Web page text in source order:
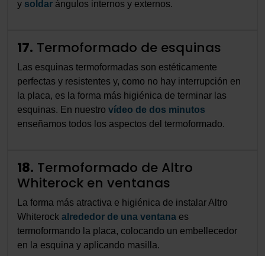
y soldar ángulos internos y externos.
17. Termoformado de esquinas
Las esquinas termoformadas son estéticamente
perfectas y resistentes y, como no hay interrupción en
la placa, es la forma más higiénica de terminar las
esquinas. En nuestro vídeo de dos minutos
enseñamos todos los aspectos del termoformado.
18. Termoformado de Altro
Whiterock en ventanas
La forma más atractiva e higiénica de instalar Altro
Whiterock alrededor de una ventana es
termoformando la placa, colocando un embellecedor
en la esquina y aplicando masilla.